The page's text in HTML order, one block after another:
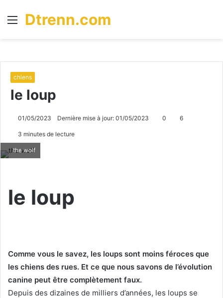
Menu
Dtrenn.com
chiens
le loup
01/05/2023 Dernière mise à jour: 01/05/2023 0 6
3 minutes de lecture
the wolf
le loup
Comme vous le savez, les loups sont moins féroces que
les chiens des rues. Et ce que nous savons de l’évolution
canine peut être complètement faux.
Depuis des dizaines de milliers d’années, les loups se